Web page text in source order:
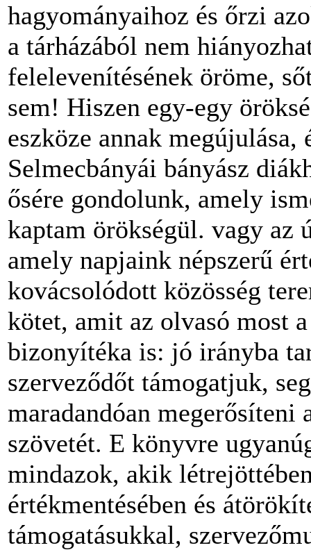
hagyományaihoz és őrzi
a tárhá­zából nem
felelevenítésének öröme,
sem! Hiszen egy-egy
eszköze annak
Selmecbányái bányász
ősére gondolunk, amely
kaptam örök­ségül. vagy az
amely napjaink népszerű
kovácsolódott közösség
kötet, amit az olvasó most
bizonyítéka is: jó irányba
szerveződőt támogatjuk,
maradandóan megerősíteni
szövetét. E könyvre
mindazok, akik
értékmentésében és
támogatásukkal,